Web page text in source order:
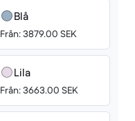
Blå
Från: 3879.00 SEK
Lila
Från: 3663.00 SEK